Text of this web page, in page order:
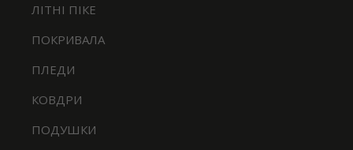
ЛІТНІ ПІКЕ
ПОКРИВАЛА
ПЛЕДИ
КОВДРИ
ПОДУШКИ